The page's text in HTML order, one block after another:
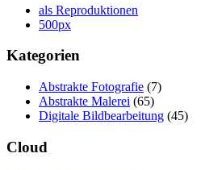
als Reproduktionen
500px
Kategorien
Abstrakte Fotografie (7)
Abstrakte Malerei (65)
Digitale Bildbearbeitung (45)
Cloud